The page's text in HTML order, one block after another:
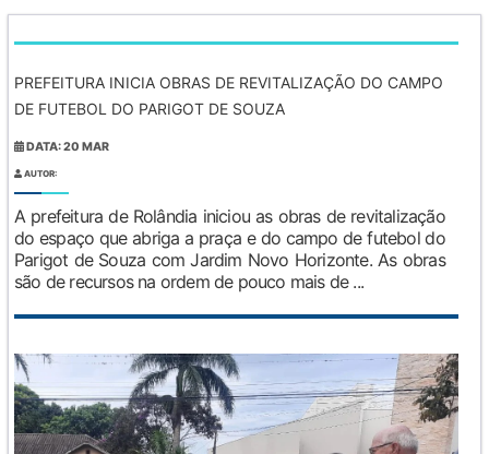
PREFEITURA INICIA OBRAS DE REVITALIZAÇÃO DO CAMPO
DE FUTEBOL DO PARIGOT DE SOUZA
DATA: 20 MAR
AUTOR:
A prefeitura de Rolândia iniciou as obras de revitalização
do espaço que abriga a praça e do campo de futebol do
Parigot de Souza com Jardim Novo Horizonte. As obras
são de recursos na ordem de pouco mais de ...